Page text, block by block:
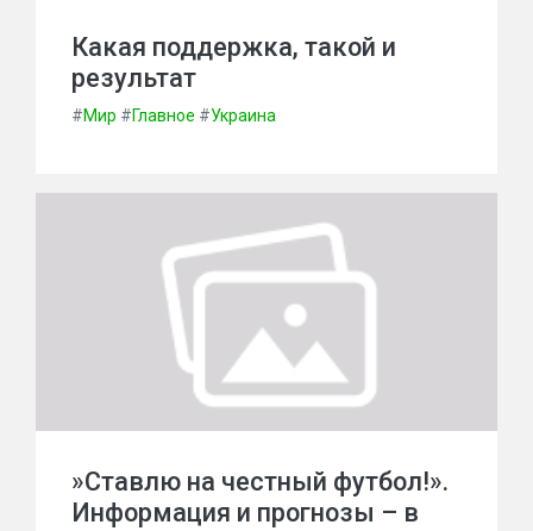
Какая поддержка, такой и
результат
#Мир #Главное #Украина
»Ставлю на честный футбол!».
Информация и прогнозы – в